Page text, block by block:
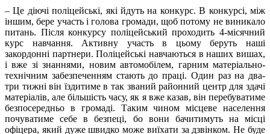
– Це діючі поліцейські, які йдуть на конкурс. В конкурсі, між
іншим, бере участь і голова громади, щоб потому не виникало
питань. Після конкурсу поліцейський проходить 4-місячний
курс навчання. Активну участь в цьому беруть наші
закордонні партнери. Поліцейські навчаються в наших вишах,
і вже зі знаннями, новим автомобілем, гарним матеріально-
технічним забезпеченням стають до праці. Один раз на два-
три тижні він їздитиме в так званий районний центр для здачі
матеріалів, але більшість часу, як я вже казав, він перебуватиме
безпосередньо в громаді. Таким чином місцеве населення
почуватиме себе в безпеці, бо вони бачитимуть на місці
офіцера, який дуже швидко може виїхати за дзвінком. Не буде